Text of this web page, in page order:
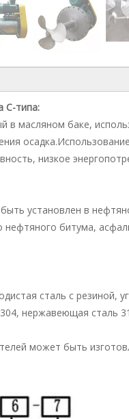
C-типа:
в масляном баке,
низкое
установлен в
битума,
сталь с резиной,
нержавеющая сталь
может быть